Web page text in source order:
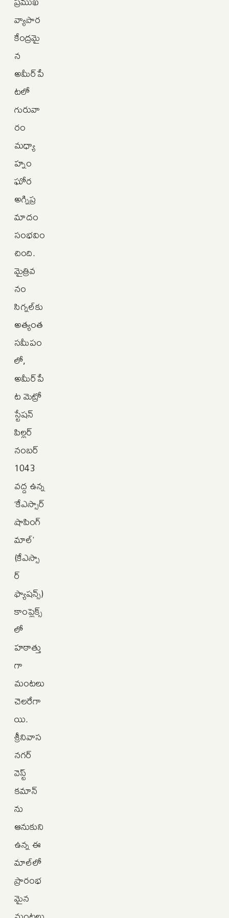
వ్యాపార
కేంద్రమై
న
అమీర్‌పే
టలో
గురువా
రం
మధ్యా
హ్నం
ఘోర
అగ్నిప్ర
మాదం
సంభవిం
చింది.
మైత్రివ
నం
సిగ్నల్‌కు
అత్యంత
సమీపం
లో,
అమీర్‌పే
ట మెట్రో
స్టేషన్
పిల్లర్
నంబర్
1043
వద్ద ఉన్న
‘కేఎస్సార్‌
షాపింగ్‌
మాల్‌’
(కేఎస్సా
ర్
ఫ్యాషన్స్)
కాంప్లెక్స్‌
లో
హఠాత్తు
గా
మంటలు
చెలరేగా
యి.
శ్రీనివాస
నగర్
వెస్ట్
కమాన్‌
ను
ఆనుకుని
ఉన్న ఈ
మాల్‌లో
ప్రారంభ
మైన